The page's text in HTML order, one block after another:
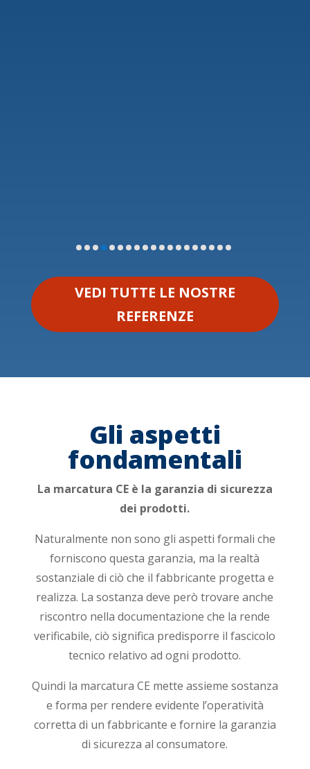
VEDI TUTTE LE NOSTRE
REFERENZE
Gli aspetti
fondamentali
La marcatura CE è la garanzia di sicurezza
dei prodotti.
Naturalmente non sono gli aspetti formali che
forniscono questa garanzia, ma la realtà
sostanziale di ciò che il fabbricante progetta e
realizza. La sostanza deve però trovare anche
riscontro nella documentazione che la rende
verificabile, ciò significa predisporre il fascicolo
tecnico relativo ad ogni prodotto.
Quindi la marcatura CE mette assieme sostanza
e forma per rendere evidente l’operatività
corretta di un fabbricante e fornire la garanzia
di sicurezza al consumatore.